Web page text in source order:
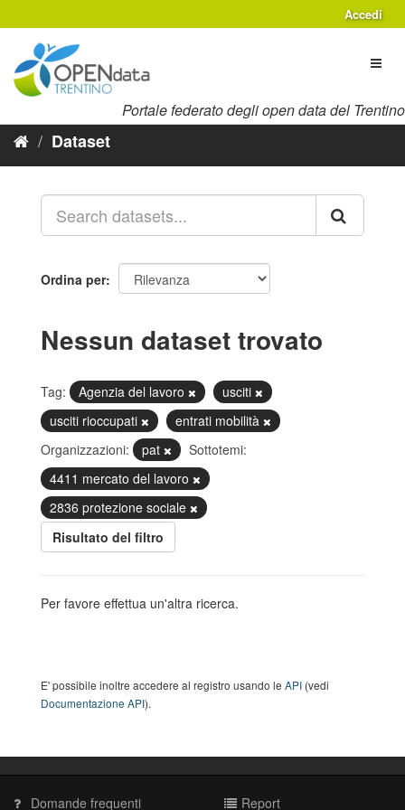
al
contenuto
Accedi
Portale federato degli open data del Trentino
Dataset
Ordina per
Nessun dataset trovato
Tag: Agenzia del lavoro
usciti
usciti rioccupati
entrati mobilità
Organizzazioni:
pat
Sottotemi:
4411 mercato del lavoro
2836 protezione sociale
Risultato del filtro
Per favore effettua un'altra ricerca.
E' possibile inoltre accedere al registro usando le API (vedi
Documentazione API).
Domande frequenti Report